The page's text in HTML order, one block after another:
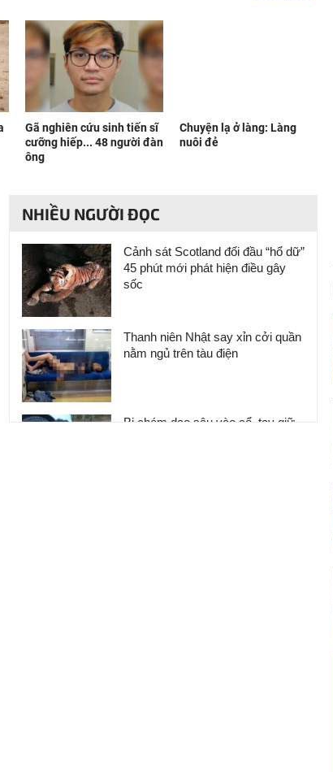
Gã nghiên cứu sinh tiến sĩ
cưỡng hiếp... 48 người đàn
ông
Chuyện lạ ở làng: Làng
nuôi đẻ
NHIỀU NGƯỜI ĐỌC
Cảnh sát Scotland đối đầu “hổ dữ”
45 phút mới phát hiện điều gây
sốc
Thanh niên Nhật say xỉn cởi quần
nằm ngủ trên tàu điện
Bị chém dao sâu vào cổ, tay giữ